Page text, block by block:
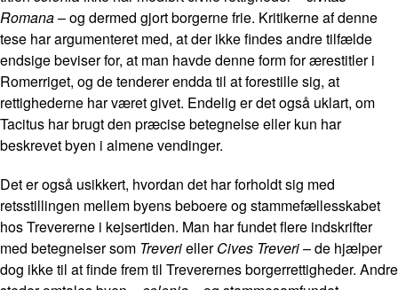
Romana– og dermed gjort borgerne frie. Kritikerne af denne
tese har argumenteret med, at der ikke findes andre tilfælde
endsige beviser for, at man havde denne form for ærestitler i
Romerriget, og de tenderer endda til at forestille sig, at
rettighederne har været givet. Endelig er det også uklart, om
Tacitus har brugt den præcise betegnelse eller kun har
beskrevet byen i almene vendinger.
Det er også usikkert, hvordan det har forholdt sig med
retsstillingen mellem byens beboere og stammefællesskabet
hos Trevererne i kejsertiden. Man har fundet flere indskrifter
med betegnelser som TreveriellerCives Treveri– de hjælper
dog ikke til at finde frem til Treverernes borgerrettigheder. Andre